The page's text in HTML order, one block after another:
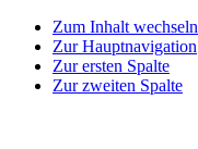
Zum Inhalt wechseln
Zur Hauptnavigation
Zur ersten Spalte
Zur zweiten Spalte